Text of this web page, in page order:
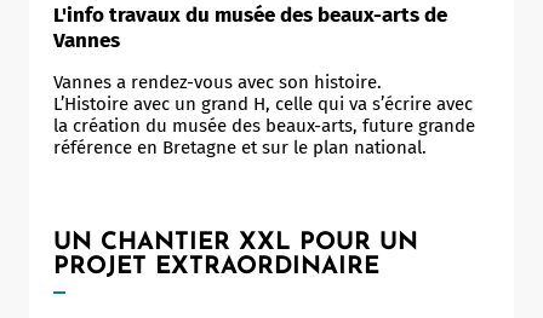
L'info travaux du musée des beaux-arts de
Vannes
Vannes a rendez-vous avec son histoire.
L’Histoire avec un grand H, celle qui va s’écrire avec
la création du musée des beaux-arts, future grande
référence en Bretagne et sur le plan national.
UN CHANTIER XXL POUR UN
PROJET EXTRAORDINAIRE